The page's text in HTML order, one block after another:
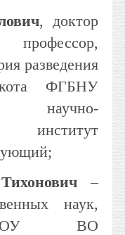
, доктор
профессор,
разведения
ФГБНУ
научно-
институт
–
наук,
ВО